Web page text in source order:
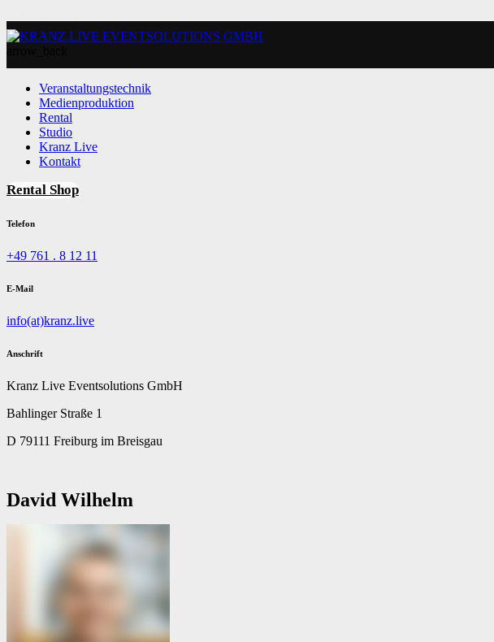
Veranstaltungstechnik
Medienproduktion
Rental
Studio
Kranz Live
Kontakt
Rental Shop
Telefon
+49 761 . 8 12 11
E-Mail
info(at)kranz.live
Anschrift
Kranz Live Eventsolutions GmbH
Bahlinger Straße 1
D 79111 Freiburg im Breisgau
David Wilhelm